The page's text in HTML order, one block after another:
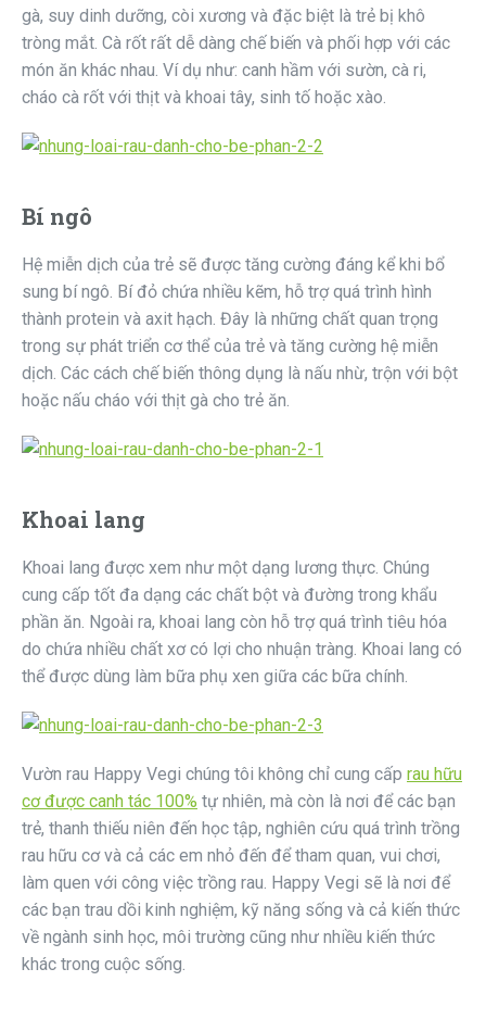
gà, suy dinh dưỡng, còi xương và đặc biệt là trẻ bị khô
tròng mắt. Cà rốt rất dễ dàng chế biến và phối hợp với các
món ăn khác nhau. Ví dụ như: canh hầm với sườn, cà ri,
cháo cà rốt với thịt và khoai tây, sinh tố hoặc xào.
Bí ngô
Hệ miễn dịch của trẻ sẽ được tăng cường đáng kể khi bổ
sung bí ngô. Bí đỏ chứa nhiều kẽm, hỗ trợ quá trình hình
thành protein và axit hạch. Đây là những chất quan trọng
trong sự phát triển cơ thể của trẻ và tăng cường hệ miễn
dịch. Các cách chế biến thông dụng là nấu nhừ, trộn với bột
hoặc nấu cháo với thịt gà cho trẻ ăn.
Khoai lang
Khoai lang được xem như một dạng lương thực. Chúng
cung cấp tốt đa dạng các chất bột và đường trong khẩu
phần ăn. Ngoài ra, khoai lang còn hỗ trợ quá trình tiêu hóa
do chứa nhiều chất xơ có lợi cho nhuận tràng. Khoai lang có
thể được dùng làm bữa phụ xen giữa các bữa chính.
Vườn rau Happy Vegi chúng tôi không chỉ cung cấp rau hữu
cơ được canh tác 100% tự nhiên, mà còn là nơi để các bạn
trẻ, thanh thiếu niên đến học tập, nghiên cứu quá trình trồng
rau hữu cơ và cả các em nhỏ đến để tham quan, vui chơi,
làm quen với công việc trồng rau. Happy Vegi sẽ là nơi để
các bạn trau dồi kinh nghiệm, kỹ năng sống và cả kiến thức
về ngành sinh học, môi trường cũng như nhiều kiến thức
khác trong cuộc sống.